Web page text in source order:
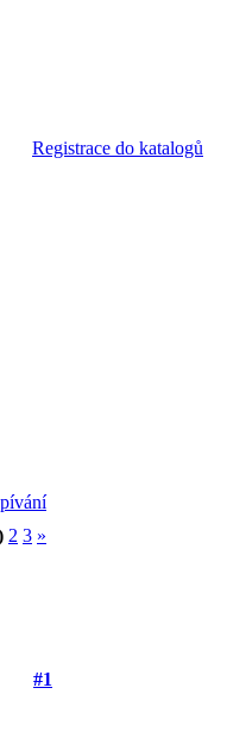
Registrace do katalogů
2 3 »
#1